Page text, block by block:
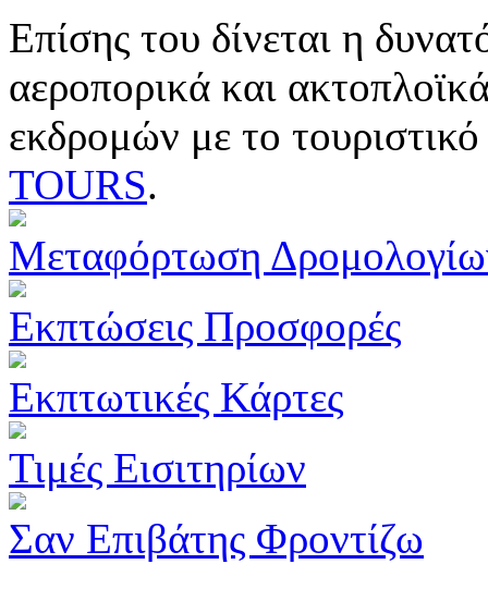
Επίσης του δίνεται η
αεροπορικά και
εκδρομών με το
TOURS.
Μεταφόρτωση
Εκπτώσεις Προσφορές
Εκπτωτικές Κάρτες
Τιμές Εισιτηρίων
Σαν Επιβάτης Φροντίζω